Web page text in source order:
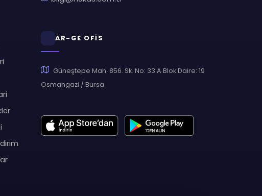
AR-GE OFİS
Güneştepe Mah. 856. Sk. No: 33 A Blok Daire: 19
Osmangazi / Bursa